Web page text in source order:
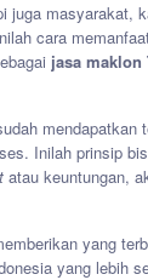
juga masyarakat,
cara
jasa maklon
mendapatkan
Inilah prinsip
atau keuntungan,
yang
yang lebih